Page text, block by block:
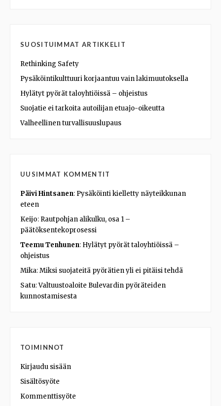
SUOSITUIMMAT ARTIKKELIT
Rethinking Safety
Pysäköintikulttuuri korjaantuu vain lakimuutoksella
Hylätyt pyörät taloyhtiöissä – ohjeistus
Suojatie ei tarkoita autoilijan etuajo-oikeutta
Valheellinen turvallisuuslupaus
UUSIMMAT KOMMENTIT
Päivi Hintsanen: Pysäköinti kielletty näyteikkunan
eteen
Keijo: Rautpohjan alikulku, osa 1 –
päätöksentekoprosessi
Teemu Tenhunen: Hylätyt pyörät taloyhtiöissä –
ohjeistus
Mika:Miksi suojateitä pyörätien yli ei pitäisi tehdä
Satu:Valtuustoaloite Bulevardin pyöräteiden
kunnostamisesta
TOIMINNOT
Kirjaudu sisään
Sisältösyöte
Kommenttisyöte